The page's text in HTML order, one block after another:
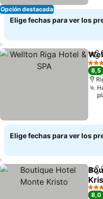
Opción destacada
Elige fechas para ver los
4
8,5
Elige fechas para ver los
Ver
4
8,0